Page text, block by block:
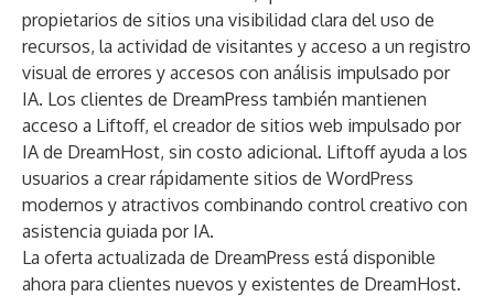
propietarios de sitios una visibilidad clara del uso de
recursos, la actividad de visitantes y acceso a un registro
visual de errores y accesos con análisis impulsado por
IA. Los clientes de DreamPress también mantienen
acceso a Liftoff, el creador de sitios web impulsado por
IA de DreamHost, sin costo adicional. Liftoff ayuda a los
usuarios a crear rápidamente sitios de WordPress
modernos y atractivos combinando control creativo con
asistencia guiada por IA.
La oferta actualizada de DreamPress está disponible
ahora para clientes nuevos y existentes de DreamHost.